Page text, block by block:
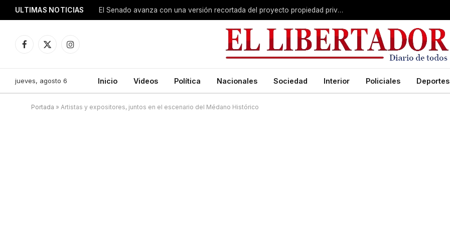
ULTIMAS NOTICIAS El Senado avanza con una versión recortada del proyecto propiedad privada: desalojo exprés, plazos y menos capítulos
Facebook
X
Instagram
jueves, agosto 6 Inicio Videos Política Nacionales Sociedad Interior Policiales Deportes
Portada » Artistas y expositores, juntos en el escenario del Médano Histórico